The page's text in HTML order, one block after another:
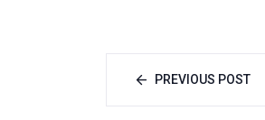
PREVIOUS POST